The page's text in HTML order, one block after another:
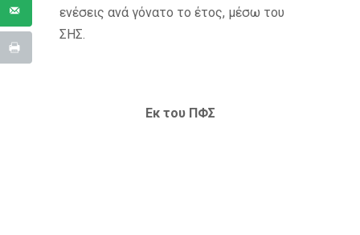
ενέσεις ανά γόνατο το έτος, μέσω του
ΣΗΣ.
Εκ του ΠΦΣ